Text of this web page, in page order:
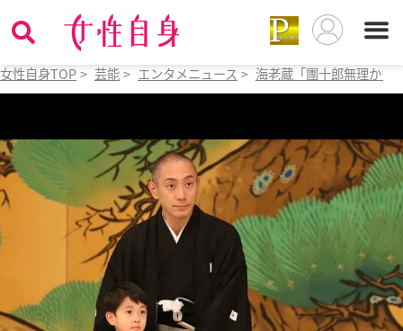
女性自身TOP > 芸能 > エンタメニュース > 海老蔵「團十郎無理かも